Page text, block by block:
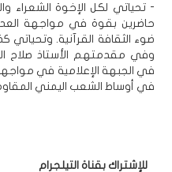
- تحياتي لكل الإخوة الشعراء
حاضرين بقوة في مواجهة
ضوء الثقافة القرآنية. وتحياتي
وفي مقدمتهم الأستاذ صلاح
في الجبهة الإعلامية في
في أوساط الشعب اليمني
للإشتراك بقناة التيلجرام